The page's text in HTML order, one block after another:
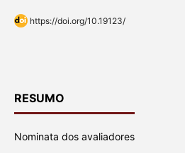
https://doi.org/10.19123/
RESUMO
Nominata dos avaliadores